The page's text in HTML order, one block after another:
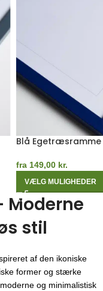
Blå Egetræsramme
fra 149,00 kr.
VÆLG MULIGHEDER
Moderne
stil
af den ikoniske
former og stærke
og minimalistisk